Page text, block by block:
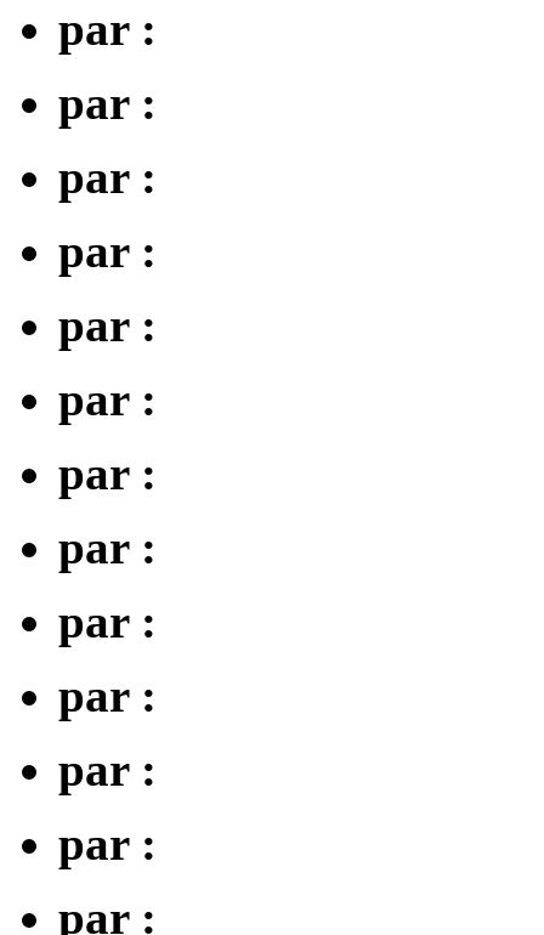
par :
par :
par :
par :
par :
par :
par :
par :
par :
par :
par :
par :
par :